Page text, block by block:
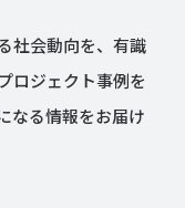
社会動向を、有識
ロジェクト事例を
なる情報をお届け